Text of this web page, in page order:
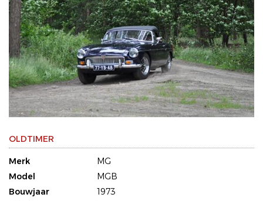
OLDTIMER
Merk
MG
Model
MGB
Bouwjaar
1973